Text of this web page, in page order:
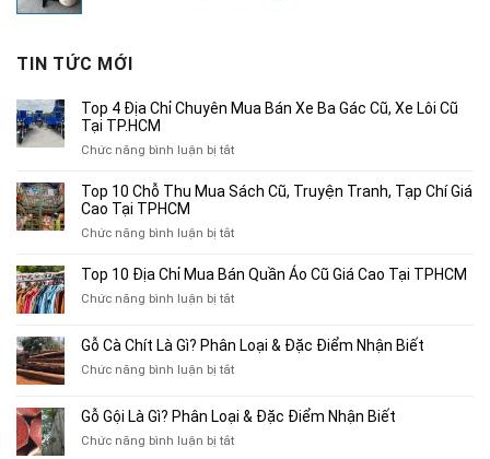
TIN TỨC MỚI
Top 4 Địa Chỉ Chuyên Mua Bán Xe Ba Gác Cũ, Xe Lôi Cũ
Tại TP.HCM
Chức năng bình luận bị tắtở
4
Bán
Xe
Cũ,
Xe
Cũ
TP.HCM
Top 10 Chỗ Thu Mua Sách Cũ, Truyện Tranh, Tạp Chí Giá
Cao Tại TPHCM
Chức năng bình luận bị tắtở
10
Thu
Sách
Tạp
Chí
Top 10 Địa Chỉ Mua Bán Quần Áo Cũ Giá Cao Tại TPHCM
Chức năng bình luận bị tắtở
Địa
Chỉ
Bán
Áo
Gỗ Cà Chít Là Gì? Phân Loại & Đặc Điểm Nhận Biết
Chức năng bình luận bị tắtở
Chít
Là
Gỗ Gội Là Gì? Phân Loại & Đặc Điểm Nhận Biết
Chức năng bình luận bị tắtở